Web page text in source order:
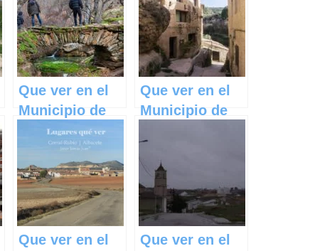
Que ver en el
Municipio de
Las Navas de
Jadraque en
Castilla La
Mancha
Que ver en el
Municipio de
Mancha
Que ver en el
Que ver en el